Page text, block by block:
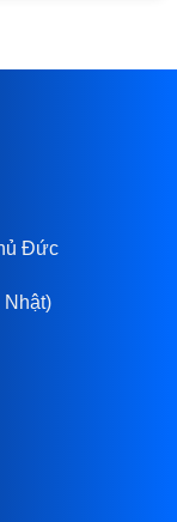
Đức
Nhật)